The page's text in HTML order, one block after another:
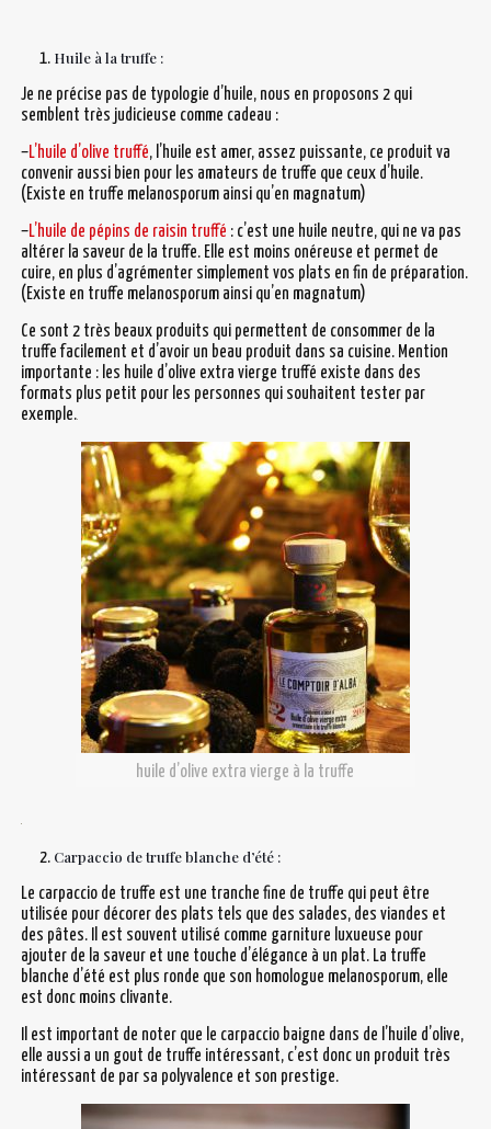
Huile à la truffe :
Je ne précise pas de typologie d’huile, nous en proposons 2 qui
semblent très judicieuse comme cadeau :
–L’huile d’olive truffé, l’huile est amer, assez puissante, ce produit va
convenir aussi bien pour les amateurs de truffe que ceux d’huile.
(Existe en truffe melanosporum ainsi qu’en magnatum)
–L’huile de pépins de raisin truffé : c’est une huile neutre, qui ne va pas
altérer la saveur de la truffe. Elle est moins onéreuse et permet de
cuire, en plus d’agrémenter simplement vos plats en fin de préparation.
(Existe en truffe melanosporum ainsi qu’en magnatum)
Ce sont 2 très beaux produits qui permettent de consommer de la
truffe facilement et d’avoir un beau produit dans sa cuisine. Mention
importante : les huile d’olive extra vierge truffé existe dans des
formats plus petit pour les personnes qui souhaitent tester par
exemple.
huile d’olive extra vierge à la truffe
Carpaccio de truffe blanche d’été :
Le carpaccio de truffe est une tranche fine de truffe qui peut être
utilisée pour décorer des plats tels que des salades, des viandes et
des pâtes. Il est souvent utilisé comme garniture luxueuse pour
ajouter de la saveur et une touche d’élégance à un plat. La truffe
blanche d’été est plus ronde que son homologue melanosporum, elle
est donc moins clivante.
Il est important de noter que le carpaccio baigne dans de l’huile d’olive,
elle aussi a un gout de truffe intéressant, c’est donc un produit très
intéressant de par sa polyvalence et son prestige.